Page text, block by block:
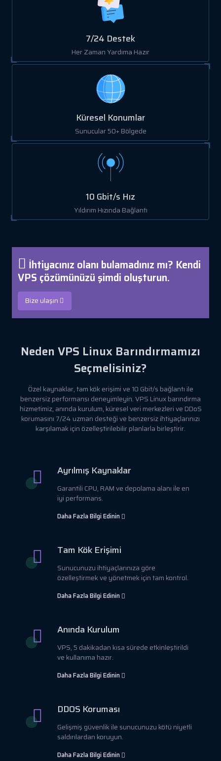
7/24 Destek
Her Zaman Yardıma Hazır
Küresel Konumlar
Sunucular 50+ Bölgede
10 Gbit/s Hız
Yıldırım Hızında Bağlantı
İhtiyacınız olanı bulamadınız mı? Kendi
VPS çözümünüzü şimdi oluşturun.
Bize ulaşın
Neden VPS Linux Barındırmamızı
Seçmelisiniz?
Özel kaynaklar, tam kök erişimi ve 10 Gbit/s bağlantı ile
benzersiz performansı deneyimleyin. VPS Linux barındırma
hizmetimiz, anında kurulum, küresel veri merkezleri ve DDoS
korumasını 7/24 uzman desteği ve benzersiz ihtiyaçlarınızı
karşılamak için özelleştirilebilir planlarla birleştirir.
Ayrılmış Kaynaklar
Garantili CPU, RAM ve depolama alanı ile en
iyi performans.
Daha Fazla Bilgi Edinin
Tam Kök Erişimi
Sunucunuzu ihtiyaçlarınıza göre
özelleştirmek ve yönetmek için tam kontrol.
Daha Fazla Bilgi Edinin
Anında Kurulum
VPS, 5 dakikadan kısa sürede etkinleştirildi
ve kullanıma hazır.
Daha Fazla Bilgi Edinin
DDOS Koruması
Gelişmiş güvenlik ile sunucunuzu kötü niyetli
saldırılardan koruyun.
Daha Fazla Bilgi Edinin